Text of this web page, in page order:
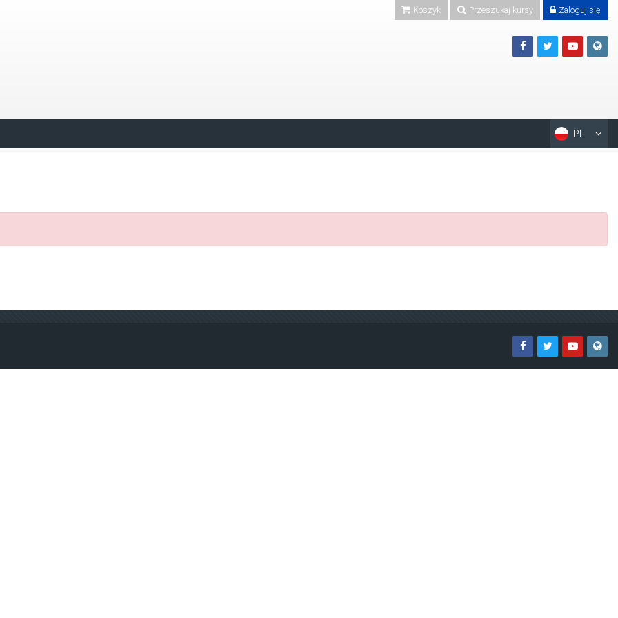
Koszyk Przeszukaj kursy Zaloguj się
Pl